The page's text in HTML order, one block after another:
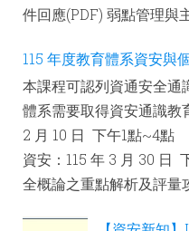
件回應(PDF) 弱點管理與
115 年度教育體系資安與
本課程可認列資通安全通
體系需要取得資安通識教
2 月 10 日 下午1點~4點
資安：115 年 3 月 30
全概論之重點解析及評量